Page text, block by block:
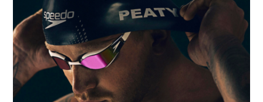
joins
Team
Speedo